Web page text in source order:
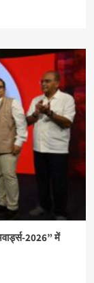
2026” में